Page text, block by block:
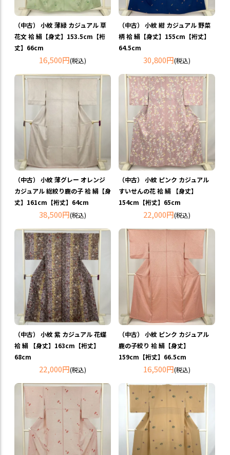
（中古） 小紋 薄緑 カジュアル 草
花文 袷 絹【身丈】153.5cm【裄
丈】66cm
16,500円(税込)
（中古） 小紋 紺 カジュアル 野菜
柄 袷 絹【身丈】155cm【裄丈】
64.5cm
30,800円(税込)
（中古） 小紋 薄グレー オレンジ
カジュアル 総絞り鹿の子 袷 絹【身
丈】161cm【裄丈】64cm
38,500円(税込)
（中古） 小紋 ピンク カジュアル
すいせんの花 袷 絹 【身丈】
154cm【裄丈】65cm
22,000円(税込)
（中古） 小紋 紫 カジュアル 花蝶
袷 絹 【身丈】163cm【裄丈】
68cm
22,000円(税込)
（中古） 小紋 ピンク カジュアル
鹿の子絞り 袷 絹【身丈】
159cm【裄丈】66.5cm
16,500円(税込)